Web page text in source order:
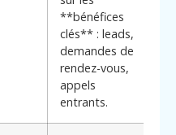
**bénéfices
clés** : leads,
demandes de
rendez-vous,
appels
entrants.